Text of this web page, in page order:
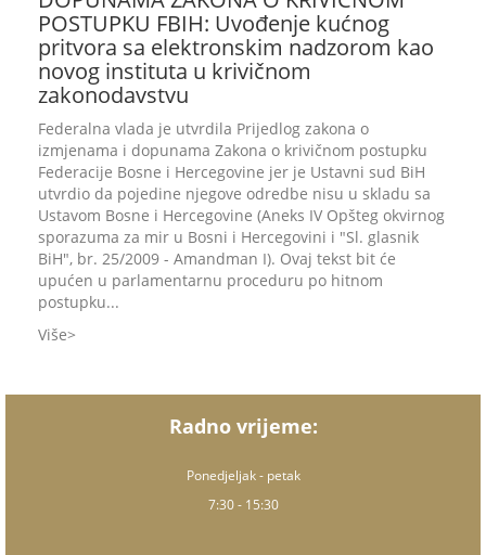
POSTUPKU FBIH: Uvođenje kućnog
pritvora sa elektronskim nadzorom kao
novog instituta u krivičnom
zakonodavstvu
Federalna vlada je utvrdila Prijedlog zakona o
izmjenama i dopunama Zakona o krivičnom postupku
Federacije Bosne i Hercegovine jer je Ustavni sud BiH
utvrdio da pojedine njegove odredbe nisu u skladu sa
Ustavom Bosne i Hercegovine (Aneks IV Opšteg okvirnog
sporazuma za mir u Bosni i Hercegovini i "Sl. glasnik
BiH", br. 25/2009 - Amandman I). Ovaj tekst bit će
upućen u parlamentarnu proceduru po hitnom
postupku...
Više
Radno vrijeme:
Ponedjeljak - petak
7:30 - 15:30